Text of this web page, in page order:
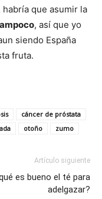
que asumir la
, así que yo
siendo España
fruta.
cáncer de próstata
otoño zumo
Artículo siguiente
es bueno el té para
adelgazar?